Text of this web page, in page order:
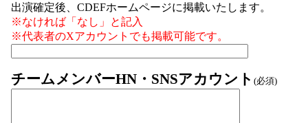
出演確定後、CDEFホームページに掲載いたします。
※なければ「なし」と記入
※代表者のXアカウントでも掲載可能です。
チームメンバーHN・SNSアカウント (必須)